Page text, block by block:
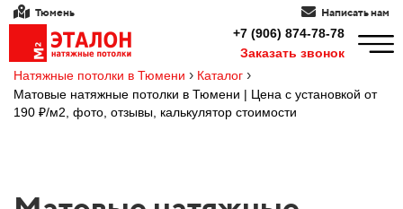
Тюмень Написать нам
+7 (906) 874-78-78
Заказать звонок
Натяжные потолки в Тюмени › Каталог ›
Матовые натяжные потолки в Тюмени | Цена с установкой от
190 ₽/м2, фото, отзывы, калькулятор стоимости